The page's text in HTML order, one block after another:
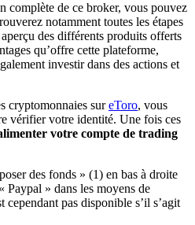
complète de ce broker, vous pouvez
notamment toutes les étapes
des différents produits offerts
qu’offre cette plateforme,
investir dans des actions et
cryptomonnaies sureToro, vous
vérifier votre identité. Une fois ces
votre compte de trading
des fonds » (1) en bas à droite
Paypal » dans les moyens de
cependant pas disponible s’il s’agit